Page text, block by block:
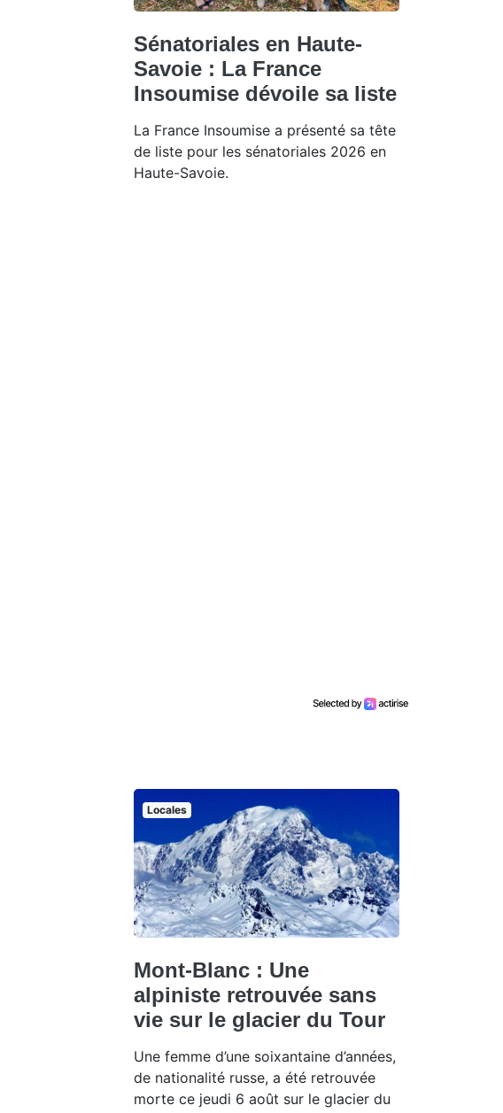
Sénatoriales en Haute-
Savoie : La France
Insoumise dévoile sa liste
La France Insoumise a présenté sa tête
de liste pour les sénatoriales 2026 en
Haute-Savoie.
Locales
Mont-Blanc : Une
alpiniste retrouvée sans
vie sur le glacier du Tour
Une femme d’une soixantaine d’années,
de nationalité russe, a été retrouvée
morte ce jeudi 6 août sur le glacier du